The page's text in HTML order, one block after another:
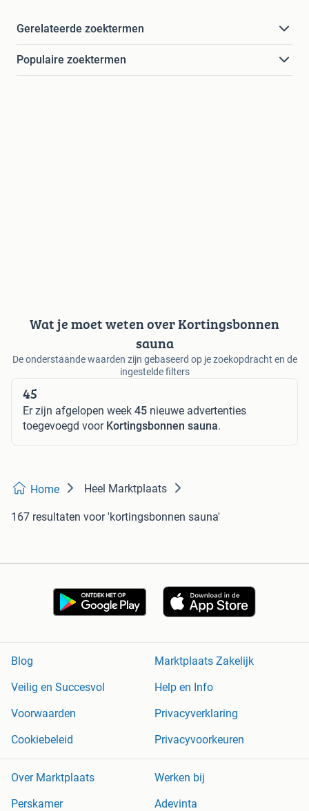
Gerelateerde zoektermen
Populaire zoektermen
Wat je moet weten over Kortingsbonnen
sauna
De onderstaande waarden zijn gebaseerd op je zoekopdracht en de
ingestelde filters
45
Er zijn afgelopen week 45 nieuwe advertenties
toegevoegd voor Kortingsbonnen sauna.
Home Heel Marktplaats
167 resultaten voor 'kortingsbonnen sauna'
Blog
Marktplaats Zakelijk
Veilig en Succesvol
Help en Info
Voorwaarden
Privacyverklaring
Cookiebeleid
Privacyvoorkeuren
Over Marktplaats
Werken bij
Perskamer
Adevinta